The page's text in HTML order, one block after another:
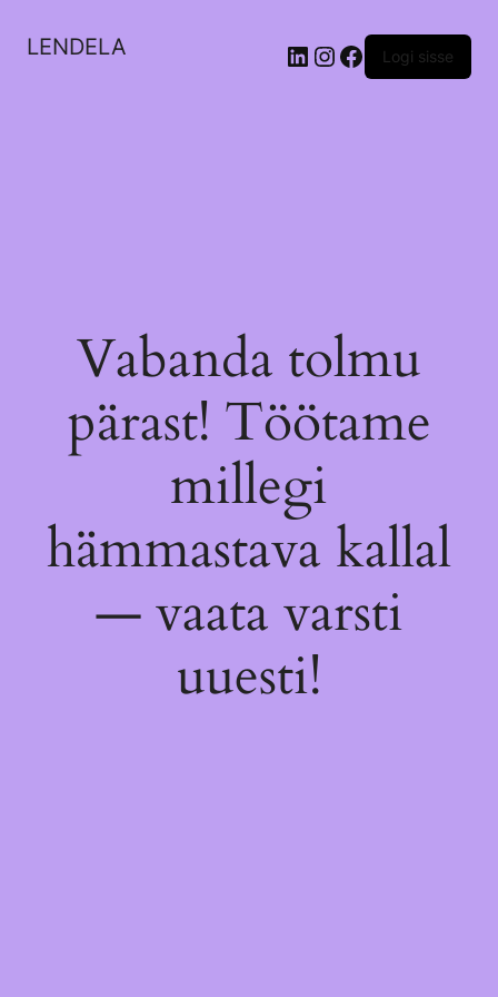
LENDELA LinkedIn
Instagram
Facebook
Logi sisse
Vabanda tolmu
pärast! Töötame
millegi
hämmastava kallal
— vaata varsti
uuesti!